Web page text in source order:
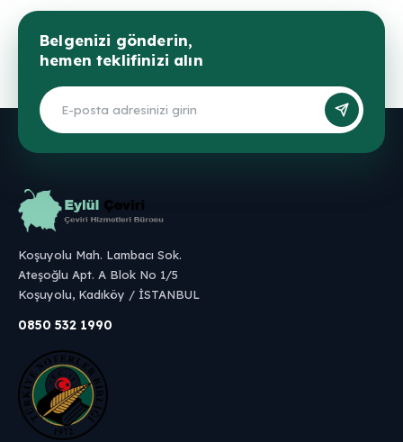
Belgenizi gönderin,
hemen teklifinizi alın
Koşuyolu Mah. Lambacı Sok.
Ateşoğlu Apt. A Blok No 1/5
Koşuyolu, Kadıköy / İSTANBUL
0850 532 1990